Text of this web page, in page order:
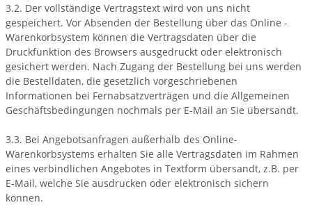
3.2. Der vollständige Vertragstext wird von uns nicht
gespeichert. Vor Absenden der Bestellung über das Online -
Warenkorbsystem können die Vertragsdaten über die
Druckfunktion des Browsers ausgedruckt oder elektronisch
gesichert werden. Nach Zugang der Bestellung bei uns werden
die Bestelldaten, die gesetzlich vorgeschriebenen
Informationen bei Fernabsatzverträgen und die Allgemeinen
Geschäftsbedingungen nochmals per E-Mail an Sie übersandt.
3.3. Bei Angebotsanfragen außerhalb des Online-
Warenkorbsystems erhalten Sie alle Vertragsdaten im Rahmen
eines verbindlichen Angebotes in Textform übersandt, z.B. per
E-Mail, welche Sie ausdrucken oder elektronisch sichern
können.